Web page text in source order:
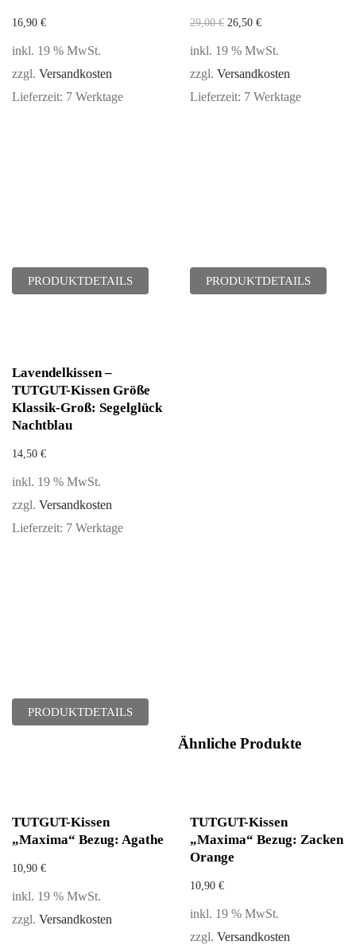
16,90 €
inkl. 19 % MwSt.
zzgl. Versandkosten
Lieferzeit: 7 Werktage
PRODUKTDETAILS
29,00€ 26,50 €
inkl. 19 % MwSt.
zzgl. Versandkosten
Lieferzeit: 7 Werktage
PRODUKTDETAILS
Lavendelkissen –
TUTGUT-Kissen Größe
Klassik-Groß: Segelglück
Nachtblau
14,50 €
inkl. 19 % MwSt.
zzgl. Versandkosten
Lieferzeit: 7 Werktage
PRODUKTDETAILS
Ähnliche Produkte
TUTGUT-Kissen
„Maxima“ Bezug: Agathe
10,90 €
inkl. 19 % MwSt.
zzgl. Versandkosten
TUTGUT-Kissen
„Maxima“ Bezug: Zacken
Orange
10,90 €
inkl. 19 % MwSt.
zzgl. Versandkosten